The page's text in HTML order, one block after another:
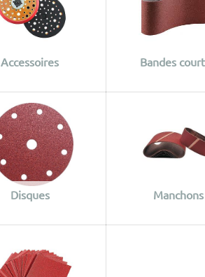
Accessoires Bandes
Disques Manchons